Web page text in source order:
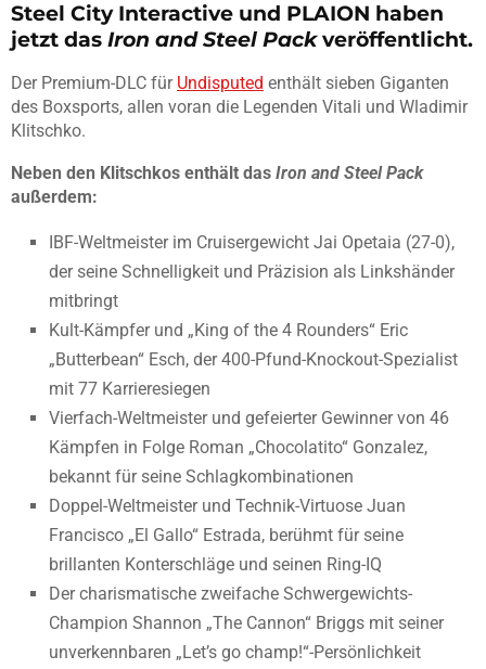
Steel City Interactive und PLAION haben
jetzt das Iron and Steel Packveröffentlicht.
Der Premium-DLC für Undisputed enthält sieben Giganten
des Boxsports, allen voran die Legenden Vitali und Wladimir
Klitschko.
Neben den Klitschkos enthält das Iron and Steel Pack
außerdem:
IBF-Weltmeister im Cruisergewicht Jai Opetaia (27-0),
der seine Schnelligkeit und Präzision als Linkshänder
mitbringt
Kult-Kämpfer und „King of the 4 Rounders“ Eric
„Butterbean“ Esch, der 400-Pfund-Knockout-Spezialist
mit 77 Karrieresiegen
Vierfach-Weltmeister und gefeierter Gewinner von 46
Kämpfen in Folge Roman „Chocolatito“ Gonzalez,
bekannt für seine Schlagkombinationen
Doppel-Weltmeister und Technik-Virtuose Juan
Francisco „El Gallo“ Estrada, berühmt für seine
brillanten Konterschläge und seinen Ring-IQ
Der charismatische zweifache Schwergewichts-
Champion Shannon „The Cannon“ Briggs mit seiner
unverkennbaren „Let’s go champ!“-Persönlichkeit